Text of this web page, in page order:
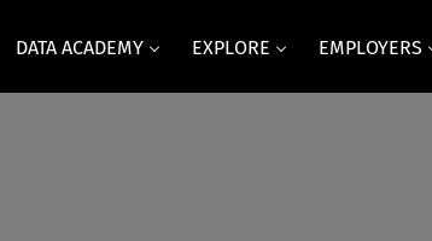
DATA ACADEMY EXPLORE EMPLOYERS